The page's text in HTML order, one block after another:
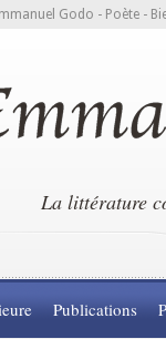
Godo - Poète -
La littérature
Publications